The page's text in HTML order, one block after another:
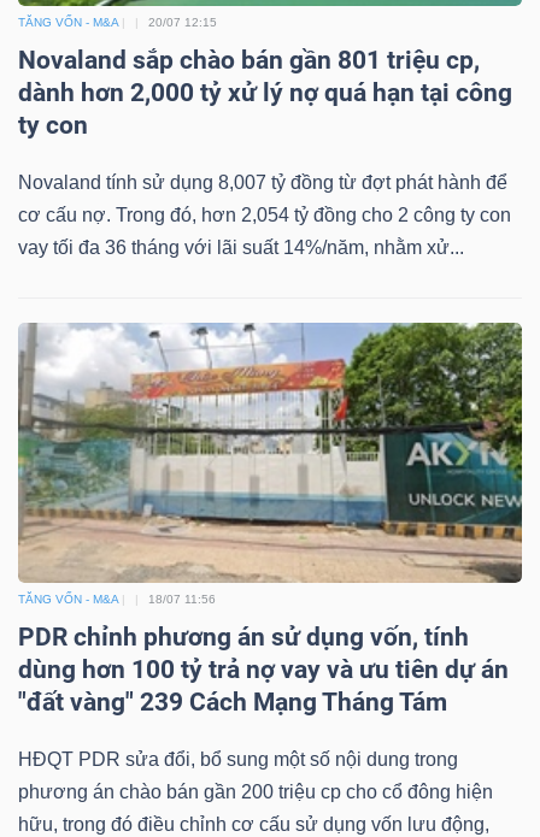
TĂNG VỐN - M&A 20/07 12:15
Novaland sắp chào bán gần 801 triệu cp,
dành hơn 2,000 tỷ xử lý nợ quá hạn tại công
ty con
Novaland tính sử dụng 8,007 tỷ đồng từ đợt phát hành để
cơ cấu nợ. Trong đó, hơn 2,054 tỷ đồng cho 2 công ty con
vay tối đa 36 tháng với lãi suất 14%/năm, nhằm xử...
TĂNG VỐN - M&A 18/07 11:56
PDR chỉnh phương án sử dụng vốn, tính
dùng hơn 100 tỷ trả nợ vay và ưu tiên dự án
"đất vàng" 239 Cách Mạng Tháng Tám
HĐQT PDR sửa đổi, bổ sung một số nội dung trong
phương án chào bán gần 200 triệu cp cho cổ đông hiện
hữu, trong đó điều chỉnh cơ cấu sử dụng vốn lưu động,